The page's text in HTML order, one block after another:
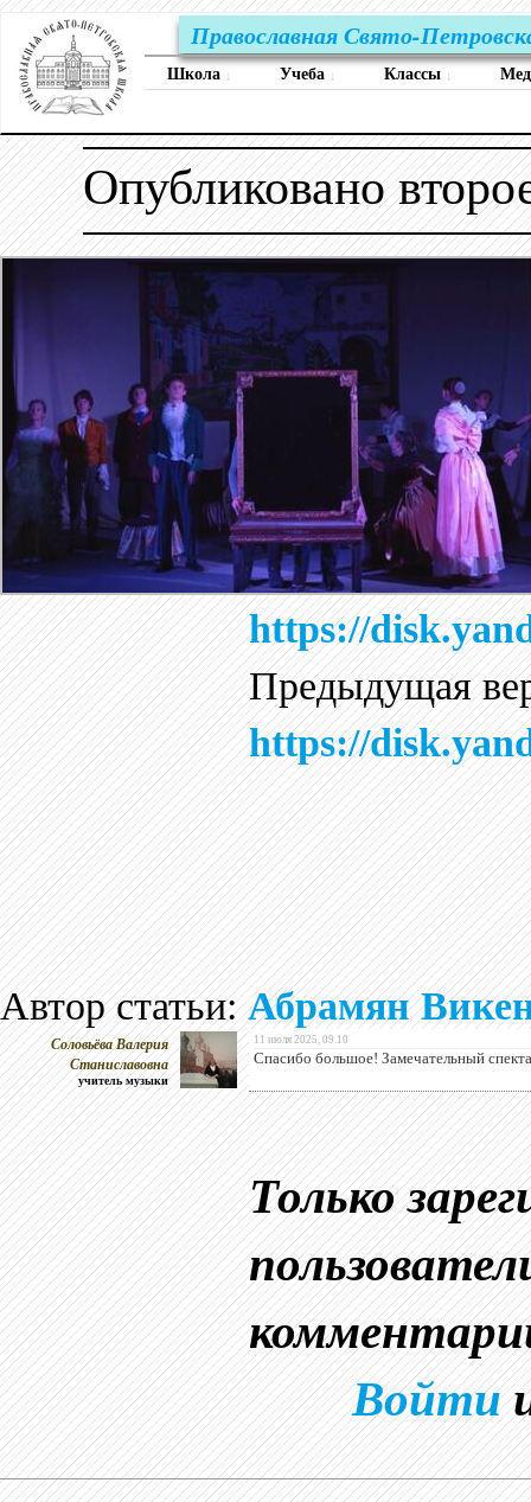
Православная Свято-
Школа ↓ Учеба ↓ Классы ↓
Опубликовано
https://
Предыдущая
https://
Автор статьи:Абрамян
Соловьёва Валерия
Станиславовна
учитель музыки
11 июля 2025, 09.10
Спасибо большое! Замечательный
Только
Войти